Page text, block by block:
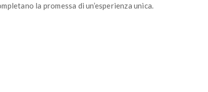
la promessa di un’esperienza unica.